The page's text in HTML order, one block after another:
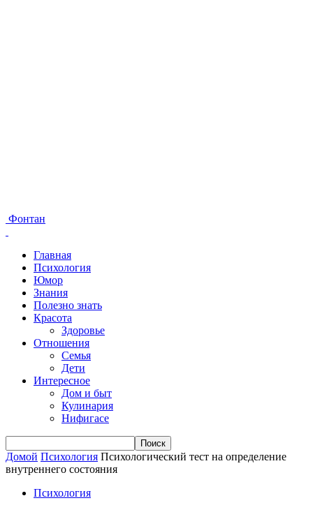
Фонтан
Главная
Психология
Юмор
Знания
Полезно знать
Красота
Здоровье
Отношения
Семья
Дети
Интересное
Дом и быт
Кулинария
Нифигасе
Домой Психология Психологический тест на определение
внутреннего состояния
Психология